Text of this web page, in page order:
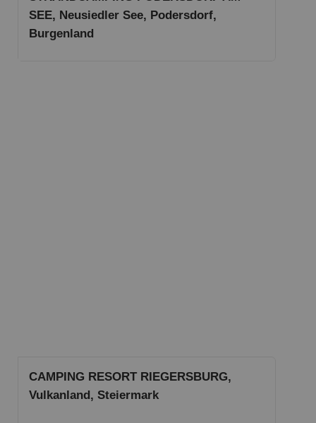
SEE, Neusiedler See, Podersdorf,
Burgenland
CAMPING RESORT RIEGERSBURG,
Vulkanland, Steiermark